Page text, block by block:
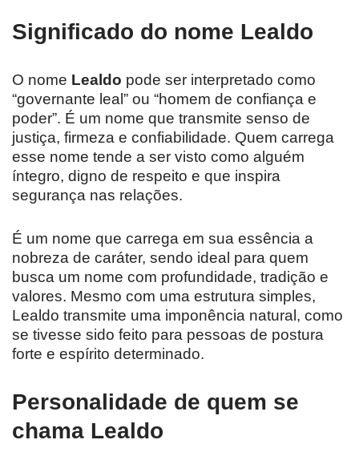
Significado do nome Lealdo
O nome Lealdo pode ser interpretado como
“governante leal” ou “homem de confiança e
poder”. É um nome que transmite senso de
justiça, firmeza e confiabilidade. Quem carrega
esse nome tende a ser visto como alguém
íntegro, digno de respeito e que inspira
segurança nas relações.
É um nome que carrega em sua essência a
nobreza de caráter, sendo ideal para quem
busca um nome com profundidade, tradição e
valores. Mesmo com uma estrutura simples,
Lealdo transmite uma imponência natural, como
se tivesse sido feito para pessoas de postura
forte e espírito determinado.
Personalidade de quem se
chama Lealdo